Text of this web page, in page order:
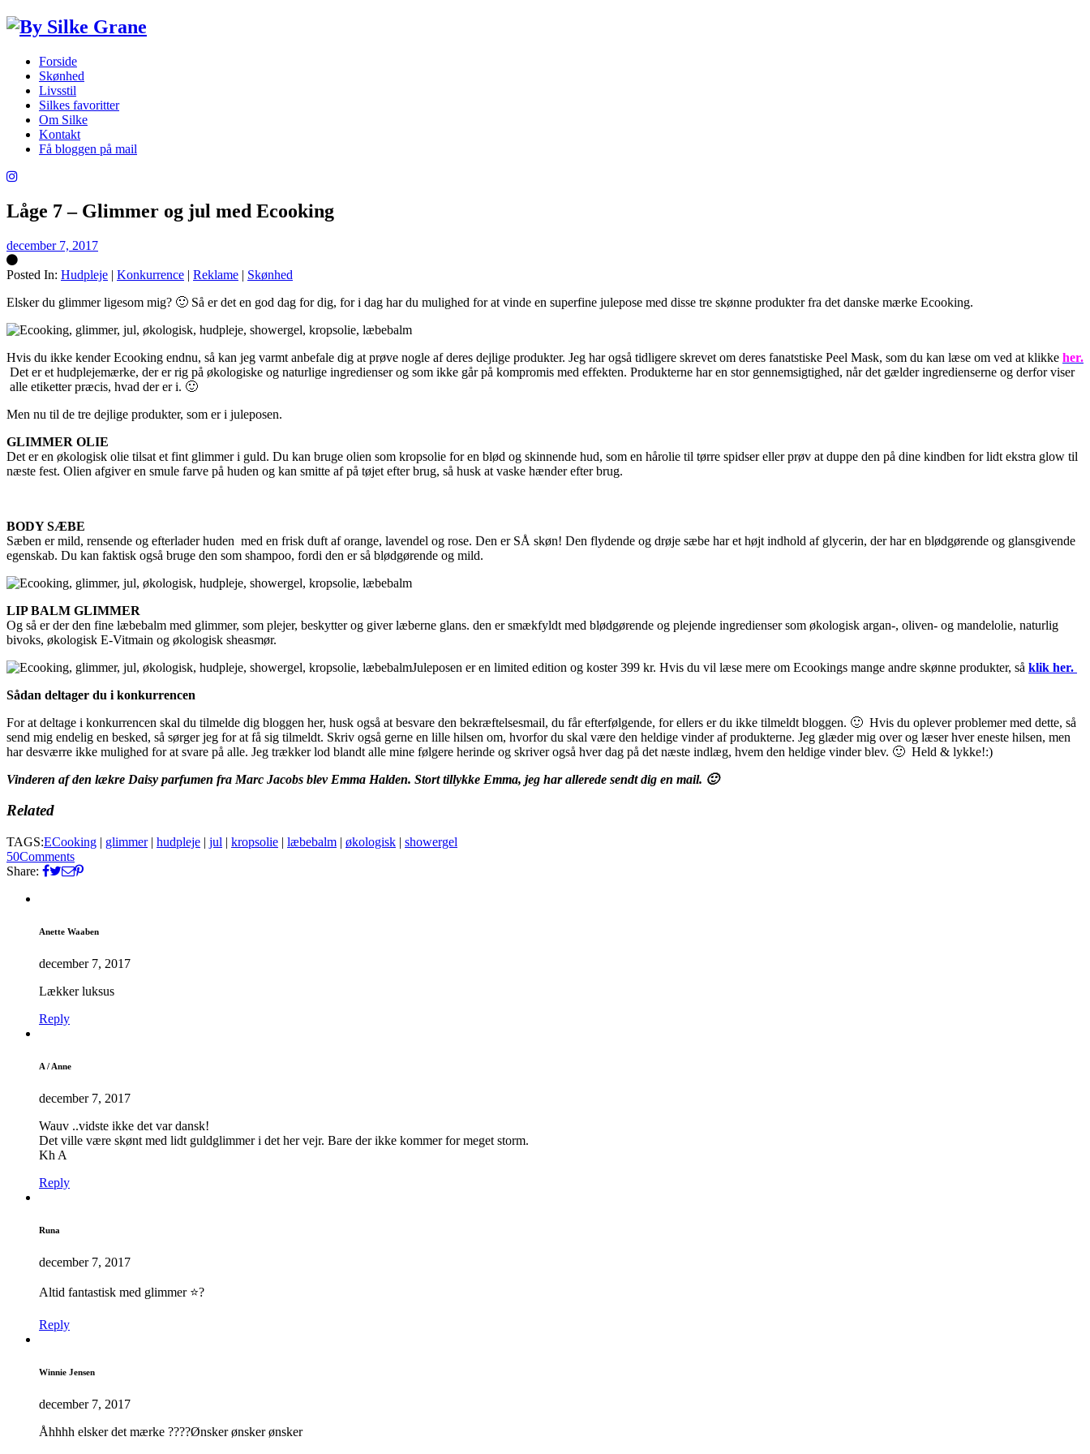
Forside
Skønhed
Livsstil
Silkes favoritter
Om Silke
Kontakt
Få bloggen på mail
Låge 7 – Glimmer og jul med Ecooking
december 7, 2017
Posted In: Hudpleje | Konkurrence | Reklame | Skønhed
Elsker du glimmer ligesom mig? 🙂 Så er det en god dag for dig, for i dag har du mulighed for at vinde en superfine julepose med disse tre skønne produkter fra det danske mærke Ecooking.
Hvis du ikke kender Ecooking endnu, så kan jeg varmt anbefale dig at prøve nogle af deres dejlige produkter. Jeg har også tidligere skrevet om deres fanatstiske Peel Mask, som du kan læse om ved at klikke her.
Det er et hudplejemærke, der er rig på økologiske og naturlige ingredienser og som ikke går på kompromis med effekten. Produkterne har en stor gennemsigtighed, når det gælder ingredienserne og derfor viser
alle etiketter præcis, hvad der er i. 🙂
Men nu til de tre dejlige produkter, som er i juleposen.
GLIMMER OLIE
Det er en økologisk olie tilsat et fint glimmer i guld. Du kan bruge olien som kropsolie for en blød og skinnende hud, som en hårolie til tørre spidser eller prøv at duppe den på dine kindben for lidt ekstra glow til
næste fest. Olien afgiver en smule farve på huden og kan smitte af på tøjet efter brug, så husk at vaske hænder efter brug.
BODY SÆBE
Sæben er mild, rensende og efterlader huden med en frisk duft af orange, lavendel og rose. Den er SÅ skøn! Den flydende og drøje sæbe har et højt indhold af glycerin, der har en blødgørende og glansgivende
egenskab. Du kan faktisk også bruge den som shampoo, fordi den er så blødgørende og mild.
LIP BALM GLIMMER
Og så er der den fine læbebalm med glimmer, som plejer, beskytter og giver læberne glans. den er smækfyldt med blødgørende og plejende ingredienser som økologisk argan-, oliven- og mandelolie, naturlig
bivoks, økologisk E-Vitmain og økologisk sheasmør.
Juleposen er en limited edition og koster 399 kr. Hvis du vil læse mere om Ecookings mange andre skønne produkter, så klik her.
Sådan deltager du i konkurrencen
For at deltage i konkurrencen skal du tilmelde dig bloggen her, husk også at besvare den bekræftelsesmail, du får efterfølgende, for ellers er du ikke tilmeldt bloggen. 🙂 Hvis du oplever problemer med dette, så
send mig endelig en besked, så sørger jeg for at få sig tilmeldt. Skriv også gerne en lille hilsen om, hvorfor du skal være den heldige vinder af produkterne. Jeg glæder mig over og læser hver eneste hilsen, men
har desværre ikke mulighed for at svare på alle. Jeg trækker lod blandt alle mine følgere herinde og skriver også hver dag på det næste indlæg, hvem den heldige vinder blev. 🙂 Held & lykke!:)
Vinderen af den lækre Daisy parfumen fra Marc Jacobs blev Emma Halden. Stort tillykke Emma, jeg har allerede sendt dig en mail. 🙂
Related
TAGS:ECooking | glimmer| hudpleje | jul | kropsolie | læbebalm | økologisk | showergel
50Comments
Share:
Anette Waaben
december 7, 2017
Lækker luksus
Reply
A / Anne
december 7, 2017
Wauv ..vidste ikke det var dansk!
Det ville være skønt med lidt guldglimmer i det her vejr. Bare der ikke kommer for meget storm.
Kh A
Reply
Runa
december 7, 2017
Altid fantastisk med glimmer ⭐️?
Reply
Winnie Jensen
december 7, 2017
Åhhhh elsker det mærke ????Ønsker ønsker ønsker